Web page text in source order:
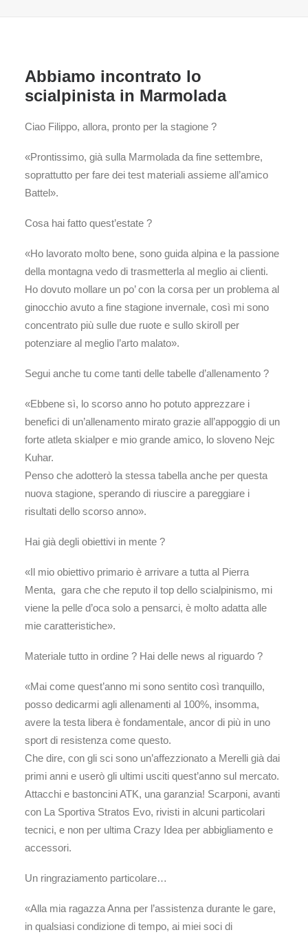
Abbiamo incontrato lo
scialpinista in Marmolada
Ciao Filippo, allora, pronto per la stagione ?
«Prontissimo, già sulla Marmolada da fine settembre,
soprattutto per fare dei test materiali assieme all’amico
Battel».
Cosa hai fatto quest’estate ?
«Ho lavorato molto bene, sono guida alpina e la passione
della montagna vedo di trasmetterla al meglio ai clienti.
Ho dovuto mollare un po’ con la corsa per un problema al
ginocchio avuto a fine stagione invernale, così mi sono
concentrato più sulle due ruote e sullo skiroll per
potenziare al meglio l’arto malato».
Segui anche tu come tanti delle tabelle d’allenamento ?
«Ebbene sì, lo scorso anno ho potuto apprezzare i
benefici di un’allenamento mirato grazie all’appoggio di un
forte atleta skialper e mio grande amico, lo sloveno Nejc
Kuhar.
Penso che adotterò la stessa tabella anche per questa
nuova stagione, sperando di riuscire a pareggiare i
risultati dello scorso anno».
Hai già degli obiettivi in mente ?
«Il mio obiettivo primario è arrivare a tutta al Pierra
Menta, gara che che reputo il top dello scialpinismo, mi
viene la pelle d’oca solo a pensarci, è molto adatta alle
mie caratteristiche».
Materiale tutto in ordine ? Hai delle news al riguardo ?
«Mai come quest’anno mi sono sentito così tranquillo,
posso dedicarmi agli allenamenti al 100%, insomma,
avere la testa libera è fondamentale, ancor di più in uno
sport di resistenza come questo.
Che dire, con gli sci sono un’affezzionato a Merelli già dai
primi anni e userò gli ultimi usciti quest’anno sul mercato.
Attacchi e bastoncini ATK, una garanzia! Scarponi, avanti
con La Sportiva Stratos Evo, rivisti in alcuni particolari
tecnici, e non per ultima Crazy Idea per abbigliamento e
accessori.
Un ringraziamento particolare…
«Alla mia ragazza Anna per l’assistenza durante le gare,
in qualsiasi condizione di tempo, ai miei soci di